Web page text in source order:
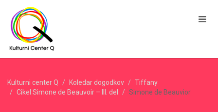
Kulturni center Q Koledar dogodkov
Tiffany
Cikel Simone de Beauvoir – III. del
Simone de Beauvior